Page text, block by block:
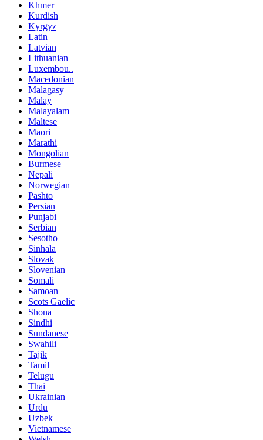
Khmer
Kurdish
Kyrgyz
Latin
Latvian
Lithuanian
Luxembou..
Macedonian
Malagasy
Malay
Malayalam
Maltese
Maori
Marathi
Mongolian
Burmese
Nepali
Norwegian
Pashto
Persian
Punjabi
Serbian
Sesotho
Sinhala
Slovak
Slovenian
Somali
Samoan
Scots Gaelic
Shona
Sindhi
Sundanese
Swahili
Tajik
Tamil
Telugu
Thai
Ukrainian
Urdu
Uzbek
Vietnamese